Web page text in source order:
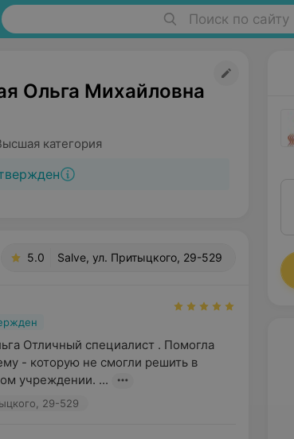
Поиск по сайту
Ольга Михайловна
категория
5.0 Salve, ул. Притыцкого, 29-529
Отличный специалист . Помогла
- которую не смогли решить в
учреждении. ...
29-529